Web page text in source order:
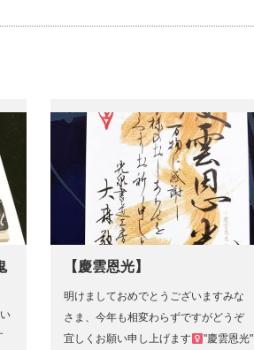
【慶雲恩光】
明けましておめでとうございますみな
さま、今年も相変わらずですがどうぞ
宜しくお願い申し上げます‍
"慶雲恩光"